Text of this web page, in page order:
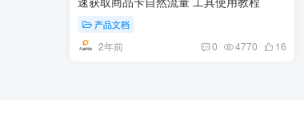
产品文档
2年前 0 4770 16